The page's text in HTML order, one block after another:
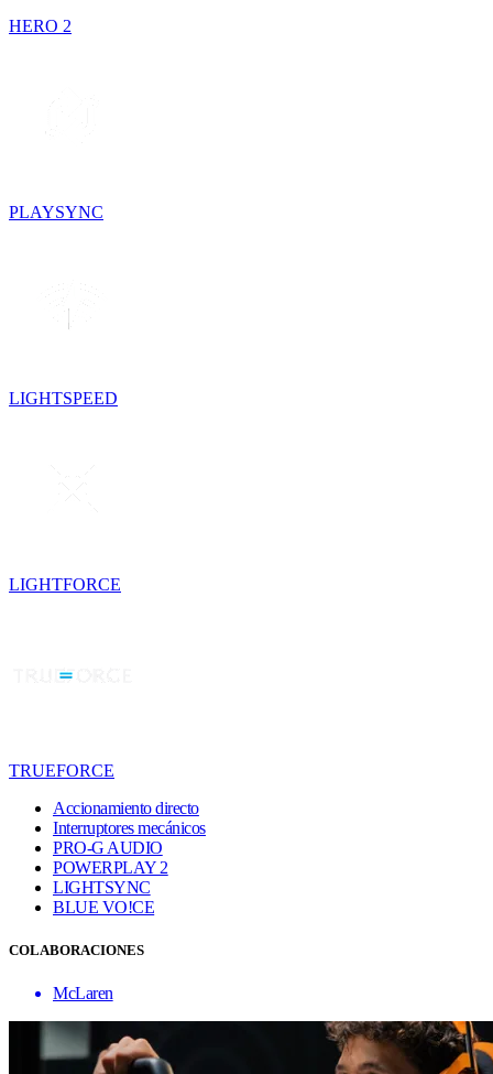
HERO 2
PLAYSYNC
LIGHTSPEED
LIGHTFORCE
TRUEFORCE
Accionamiento directo
Interruptores mecánicos
PRO-G AUDIO
POWERPLAY 2
LIGHTSYNC
BLUE VO!CE
COLABORACIONES
McLaren